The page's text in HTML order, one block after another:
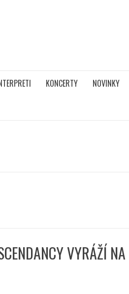
KONCERTY NOVINKY
VYRÁŽÍ NA